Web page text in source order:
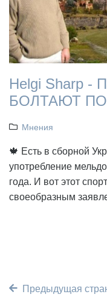
Helgi Sharp
БОЛТАЮТ
Мнения
🍁 Есть в сборной
употребление
года. И вот этот
своеобразным
Предыдущая